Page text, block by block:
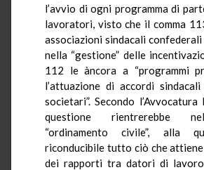
l’avvio di ogni programma di
lavoratori, visto che il comma
associazioni sindacali
nella “gestione” delle
112 le àncora a “programmi
l’attuazione di accordi
societari”. Secondo
questione rientrerebbe
“ordinamento civile”, alla
riconducibile tutto ciò che
dei rapporti tra datori di